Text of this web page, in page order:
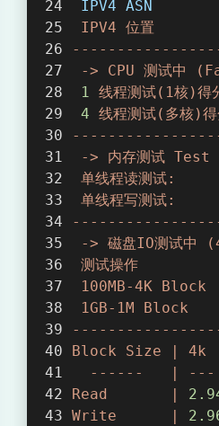
IPV4 ASN
IPV4 位置
->
CPU 测试中
1 线程测试(1核)得
4 线程测试(多核)
->
内存测试 Test
单线程读测试:
单线程写测试:
------------------
-> 磁盘IO测试中
测试操作
100MB-4K Block
1GB-1M
Block
Block
Size | 4k
------
| ---
Read
|
Write
|